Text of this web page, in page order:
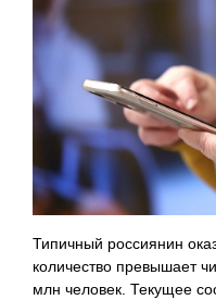
Типичный россиянин
количество превышает
млн человек. Текущее